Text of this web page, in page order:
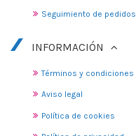
Seguimiento de pedidos
INFORMACIÓN
Términos y condiciones
Aviso legal
Política de cookies